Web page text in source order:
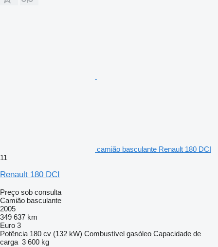
camião basculante Renault 180 DCI
11
Renault 180 DCI
Preço sob consulta
Camião basculante
2005
349 637 km
Euro 3
Potência 180 cv (132 kW) Combustível gasóleo Capacidade de
carga 3 600 kg